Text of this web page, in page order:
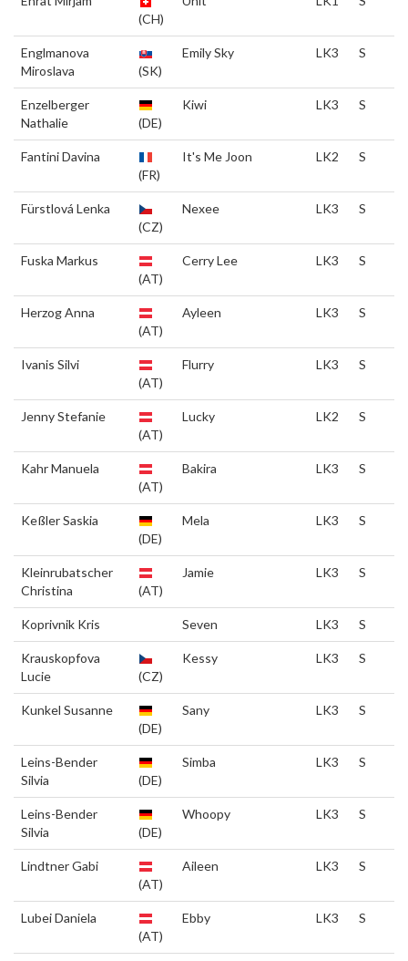
(CH)
Englmanova
Miroslava
(SK)
Emily Sky LK3 S
Enzelberger
Nathalie
(DE)
Kiwi LK3 S
Fantini Davina
(FR)
It's Me Joon LK2 S
Fürstlová Lenka
(CZ)
Nexee LK3 S
Fuska Markus
(AT)
Cerry Lee LK3 S
Herzog Anna
(AT)
Ayleen LK3 S
Ivanis Silvi
(AT)
Flurry LK3 S
Jenny Stefanie
(AT)
Lucky LK2 S
Kahr Manuela
(AT)
Bakira LK3 S
Keßler Saskia
(DE)
Mela LK3 S
Kleinrubatscher
Christina
(AT)
Jamie LK3 S
Koprivnik Kris Seven LK3 S
Krauskopfova
Lucie
(CZ)
Kessy LK3 S
Kunkel Susanne
(DE)
Sany LK3 S
Leins-Bender
Silvia
(DE)
Simba LK3 S
Leins-Bender
Silvia
(DE)
Whoopy LK3 S
Lindtner Gabi
(AT)
Aileen LK3 S
Lubei Daniela
(AT)
Ebby LK3 S